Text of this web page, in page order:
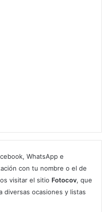
WhatsApp e
con tu nombre o el de
visitar el sitio Fotocov, que
diversas ocasiones y listas